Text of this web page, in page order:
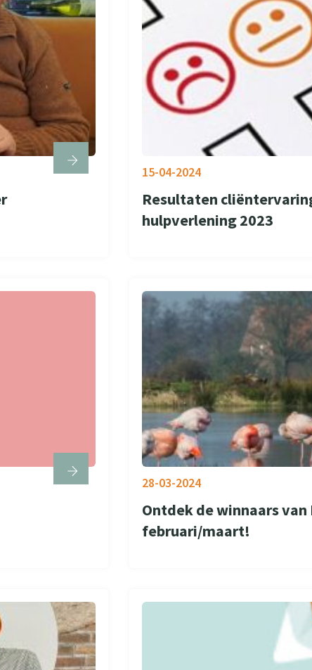
Resultaten
hulpverlening 2023
15-04-2024
Ontdek de winnaars
februari/maart!
28-03-2024